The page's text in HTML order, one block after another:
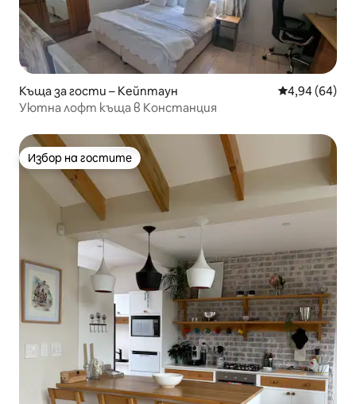
Къща за гости – Кейптаун Средна
4,94 (64)
Уютна лофт къща в Констанция
Избор на гостите
Избор на гостите